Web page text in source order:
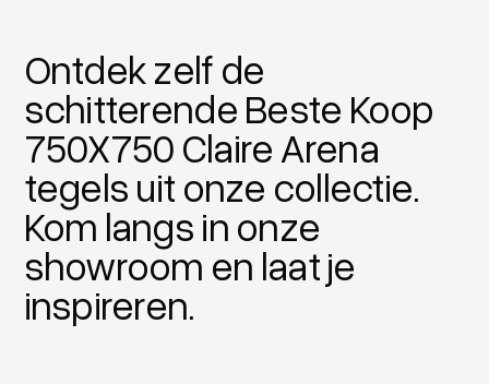
Ontdek zelf de
schitterende Beste Koop
750X750 Claire Arena
tegels uit onze collectie.
Kom langs in onze
showroom en laat je
inspireren.